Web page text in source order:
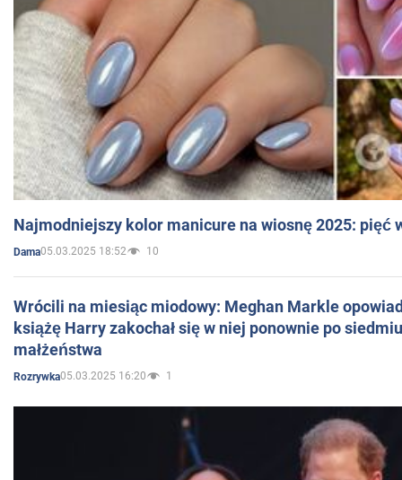
Najmodniejszy kolor manicure na wiosnę 2025: pięć
Dama05.03.2025 18:52 10
Wrócili na miesiąc miodowy: Meghan Markle
książę Harry zakochał się w niej ponownie po
małżeństwa
Rozrywka05.03.2025 16:20 1